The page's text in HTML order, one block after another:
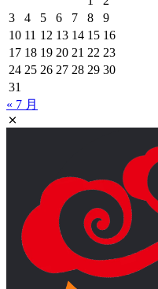
3
4 5 6 7 8
9
10 11 12 13 14 15 16
17 18 19 20 21 22 23
24 25 26 27 28 29 30
31
« 7 月